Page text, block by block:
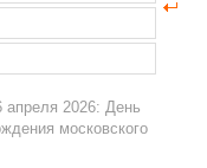
апреля 2026: День
московского